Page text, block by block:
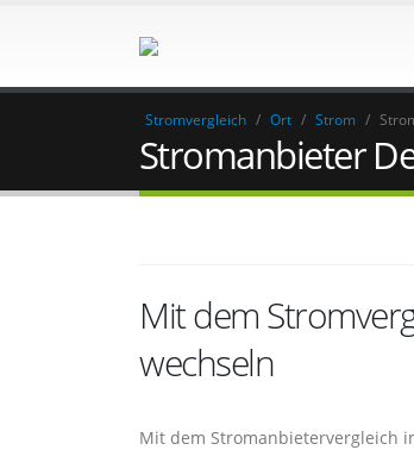
Stromvergleich / Ort / Strom /
Stromanbieter
Mit dem
wechseln
Mit dem Stromanbietervergleich